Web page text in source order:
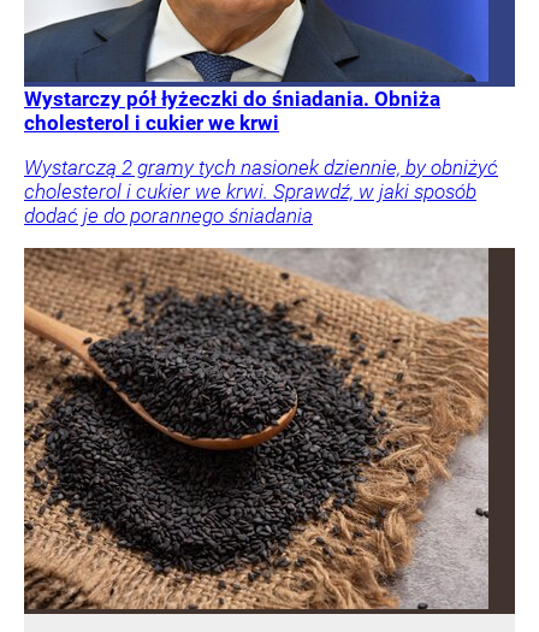
Wystarczy pół łyżeczki do śniadania. Obniża
cholesterol i cukier we krwi
Wystarczą 2 gramy tych nasionek dziennie, by obniżyć
cholesterol i cukier we krwi. Sprawdź, w jaki sposób
dodać je do porannego śniadania